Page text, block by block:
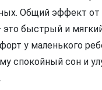
Общий эффект от
это быстрый и
у маленького
спокойный сон и